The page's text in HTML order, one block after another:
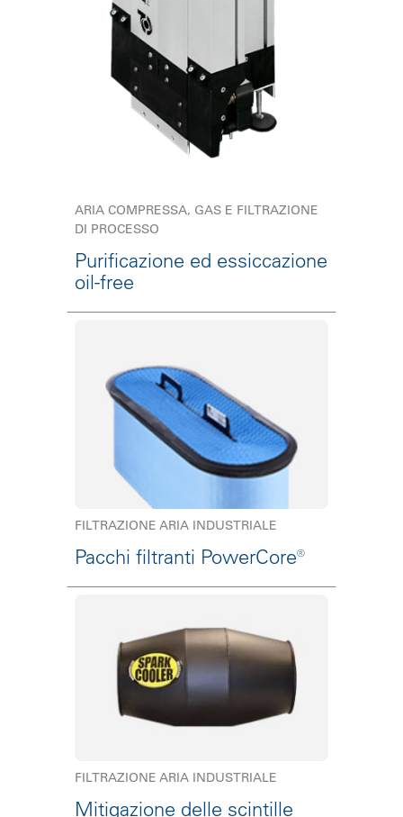
ARIA COMPRESSA, GAS E FILTRAZIONE
DI PROCESSO
Purificazione ed essiccazione
oil-free
FILTRAZIONE ARIA INDUSTRIALE
Pacchi filtranti PowerCore®
FILTRAZIONE ARIA INDUSTRIALE
Mitigazione delle scintille